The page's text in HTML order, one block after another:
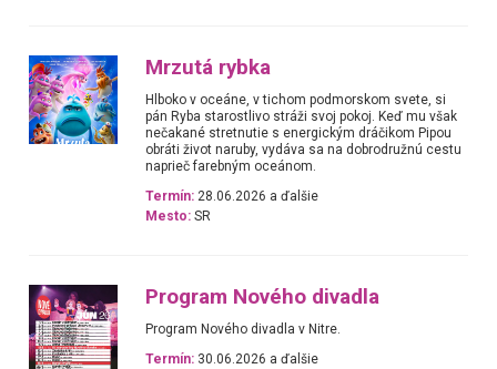
Mrzutá rybka
Hlboko v oceáne, v tichom podmorskom svete, si
pán Ryba starostlivo stráži svoj pokoj. Keď mu však
nečakané stretnutie s energickým dráčikom Pipou
obráti život naruby, vydáva sa na dobrodružnú cestu
naprieč farebným oceánom.
Termín: 28.06.2026 a ďalšie
Mesto: SR
Program Nového divadla
Program Nového divadla v Nitre.
Termín: 30.06.2026 a ďalšie